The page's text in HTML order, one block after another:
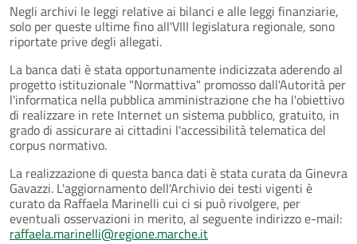
Negli archivi le leggi relative ai bilanci e alle leggi finanziarie,
solo per queste ultime fino all'VIII legislatura regionale, sono
riportate prive degli allegati.
La banca dati è stata opportunamente indicizzata aderendo al
progetto istituzionale "Normattiva" promosso dall'Autorità per
l'informatica nella pubblica amministrazione che ha l'obiettivo
di realizzare in rete Internet un sistema pubblico, gratuito, in
grado di assicurare ai cittadini l'accessibilità telematica del
corpus normativo.
La realizzazione di questa banca dati è stata curata da Ginevra
Gavazzi. L'aggiornamento dell'Archivio dei testi vigenti è
curato da Raffaela Marinelli cui ci si può rivolgere, per
eventuali osservazioni in merito, al seguente indirizzo e-mail:
raffaela.marinelli@regione.marche.it